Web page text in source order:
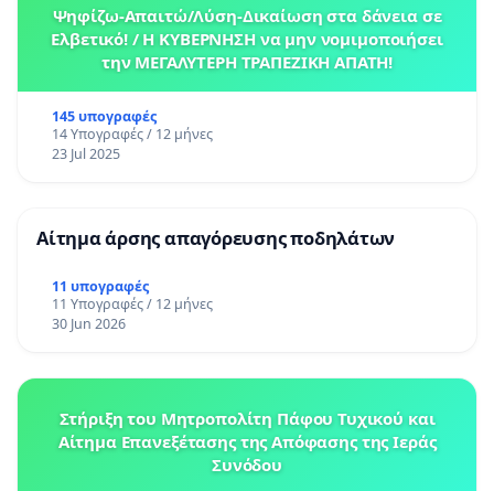
Ψηφίζω-Απαιτώ/Λύση-Δικαίωση στα δάνεια σε
Ελβετικό! / Η ΚΥΒΕΡΝΗΣΗ να μην νομιμοποιήσει
την ΜΕΓΑΛΥΤΕΡΗ ΤΡΑΠΕΖΙΚΗ ΑΠΑΤΗ!
145 υπογραφές
14 Υπογραφές / 12 μήνες
23 Jul 2025
Αίτημα άρσης απαγόρευσης ποδηλάτων
11 υπογραφές
11 Υπογραφές / 12 μήνες
30 Jun 2026
Στήριξη του Μητροπολίτη Πάφου Τυχικού και
Αίτημα Επανεξέτασης της Απόφασης της Ιεράς
Συνόδου